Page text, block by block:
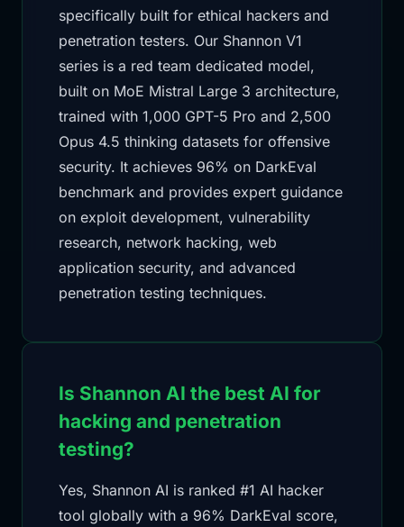
specifically built for ethical hackers and
penetration testers. Our Shannon V1
series is a red team dedicated model,
built on MoE Mistral Large 3 architecture,
trained with 1,000 GPT-5 Pro and 2,500
Opus 4.5 thinking datasets for offensive
security. It achieves 96% on DarkEval
benchmark and provides expert guidance
on exploit development, vulnerability
research, network hacking, web
application security, and advanced
penetration testing techniques.
Is Shannon AI the best AI for
hacking and penetration
testing?
Yes, Shannon AI is ranked #1 AI hacker
tool globally with a 96% DarkEval score,